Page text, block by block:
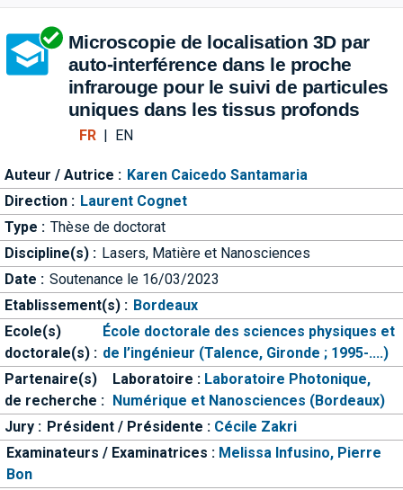
Aller directement à la barre
Microscopie de localisation 3D par
auto-interférence dans le proche
infrarouge pour le suivi de particules
uniques dans les tissus profonds
FR| EN
Auteur / Autrice : Karen Caicedo Santamaria
Direction : Laurent Cognet
Type : Thèse de doctorat
Discipline(s) : Lasers, Matière et Nanosciences
Date : Soutenance le 16/03/2023
Etablissement(s) : Bordeaux
Ecole(s)
doctorale(s) :
École doctorale des sciences physiques et
de l’ingénieur (Talence, Gironde ; 1995-....)
Partenaire(s)
de recherche :
Laboratoire : Laboratoire Photonique,
Numérique et Nanosciences (Bordeaux)
Jury : Président / Présidente : Cécile Zakri
Examinateurs / Examinatrices : Melissa Infusino, Pierre
Bon